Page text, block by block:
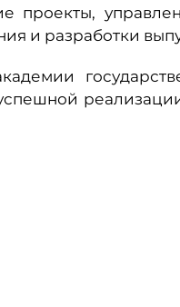
проекты,
и разработки